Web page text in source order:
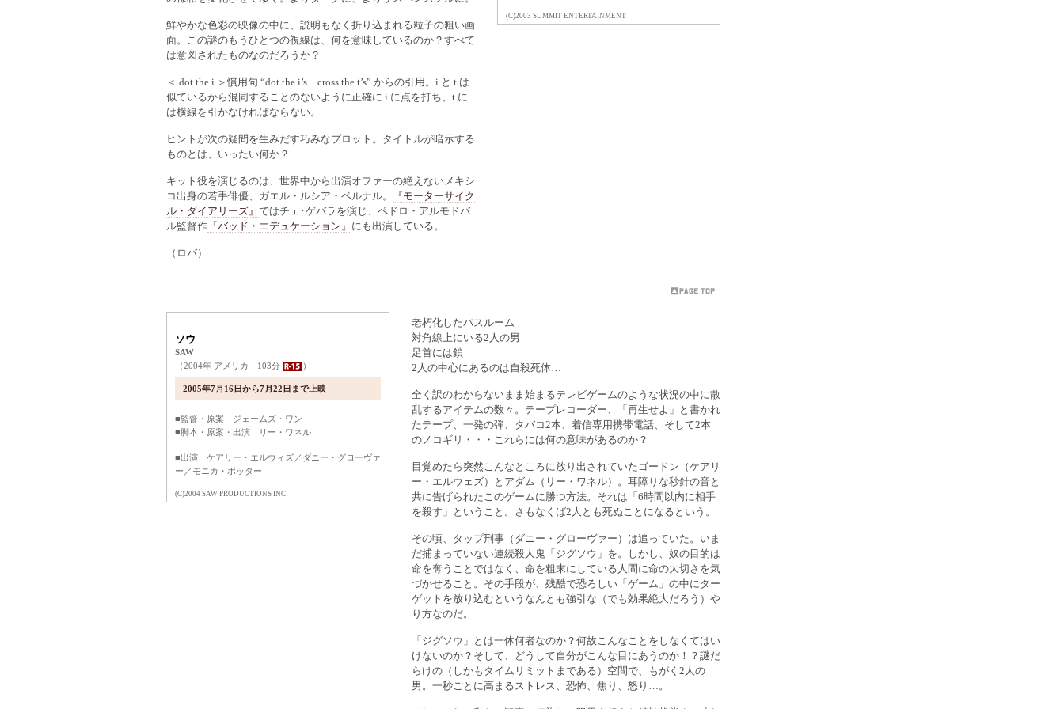
(C)2003 SUMMIT ENTERTAINMENT
鮮やかな色彩の映像の中に、説明もなく折り込まれる粒子の粗い画
面。この謎のもうひとつの視線は、何を意味しているのか？すべて
は意図されたものなのだろうか？
＜ dot the i ＞慣用句 “dot the i’s cross the t’s” からの引用。i と t は
似ているから混同することのないように正確に i に点を打ち、t に
は横線を引かなければならない。
ヒントが次の疑問を生みだす巧みなプロット。タイトルが暗示する
ものとは、いったい何か？
キット役を演じるのは、世界中から出演オファーの絶えないメキシ
コ出身の若手俳優、ガエル・ルシア・ベルナル。
『モーターサイク
ル・ダイアリーズ』 ではチェ･ゲバラを演じ、ペドロ・アルモドバ
ル監督作 『バッド・エデュケーション』 にも出演している。
（ロバ）
ソウ
SAW
（2004年 アメリカ 103分
）
2005年7月16日から7月22日まで上映
■監督・原案 ジェームズ・ワン
■脚本・原案・出演 リー・ワネル
■出演 ケアリー・エルウィズ／ダニー・グローヴァ
ー／モニカ・ポッター
(C)2004 SAW PRODUCTIONS INC
老朽化したバスルーム
対角線上にいる2人の男
足首には鎖
2人の中心にあるのは自殺死体…
全く訳のわからないまま始まるテレビゲームのような状況の中に散
乱するアイテムの数々。テープレコーダー、「再生せよ」と書かれ
たテープ、一発の弾、タバコ2本、着信専用携帯電話、そして2本
のノコギリ・・・これらには何の意味があるのか？
目覚めたら突然こんなところに放り出されていたゴードン（ケアリ
ー・エルウェズ）とアダム（リー・ワネル）。耳障りな秒針の音と
共に告げられたこのゲームに勝つ方法。それは「6時間以内に相手
を殺す」ということ。さもなくば2人とも死ぬことになるという。
その頃、タップ刑事（ダニー・グローヴァー）は追っていた。いま
だ捕まっていない連続殺人鬼「ジグソウ」を。しかし、奴の目的は
命を奪うことではなく、命を粗末にしている人間に命の大切さを気
づかせること。その手段が、残酷で恐ろしい「ゲーム」の中にター
ゲットを放り込むというなんとも強引な（でも効果絶大だろう）や
り方なのだ。
「ジグソウ」とは一体何者なのか？何故こんなことをしなくてはい
けないのか？そして、どうして自分がこんな目にあうのか！？謎だ
らけの（しかもタイムリミットまである）空間で、もがく2人の
男。一秒ごとに高まるストレス、恐怖、焦り、怒り…。